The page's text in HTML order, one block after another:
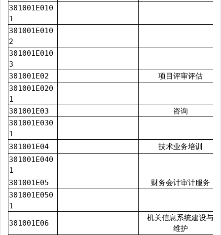
301001E010
1
301001E010
2
301001E010
3
301001E02
项目评审评估
301001E020
1
301001E03
咨询
301001E030
1
301001E04
技术业务培训
301001E040
1
301001E05
财务会计审计服务
301001E050
1
301001E06
机关信息系统建设与
维护